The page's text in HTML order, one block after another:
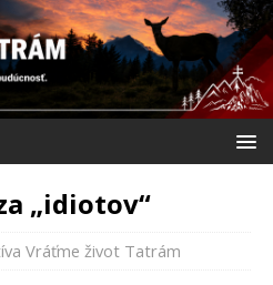
„idiotov“
Vráťme život Tatrám